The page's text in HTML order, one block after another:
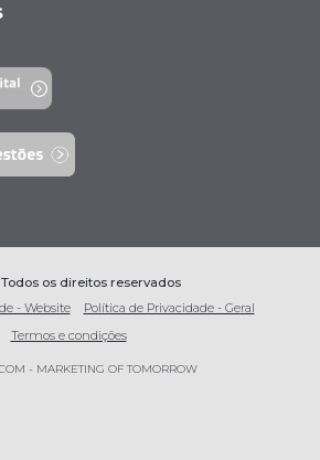
Todos os direitos reservados
- Website
Política de Privacidade - Geral
Termos e condições
- MARKETING OF TOMORROW